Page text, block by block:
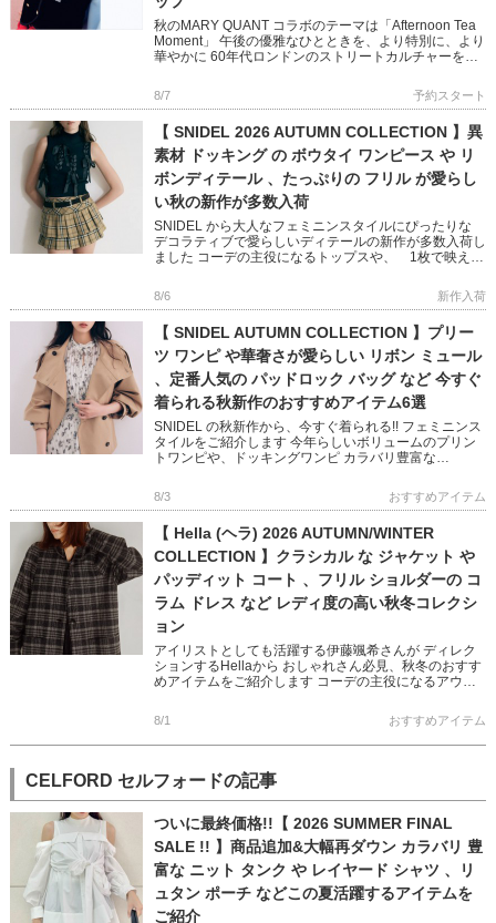
秋のMARY QUANT コラボのテーマは「Afternoon Tea
Moment」 午後の優雅なひとときを、より特別に、より
華やかに 60年代ロンドンのストリートカルチャーを象
8/7 予約スタート
【 SNIDEL 2026 AUTUMN COLLECTION 】異
素材 ドッキング の ボウタイ ワンピース や リ
ボンディテール 、たっぷりの フリル が愛らし
い秋の新作が多数入荷
SNIDEL から大人なフェミニンスタイルにぴったりな
デコラティブで愛らしいディテールの新作が多数入荷し
ました コーデの主役になるトップスや、 1枚で映える
8/6 新作入荷
【 SNIDEL AUTUMN COLLECTION 】プリー
ツ ワンピ や華奢さが愛らしい リボン ミュール
、定番人気の パッドロック バッグ など 今すぐ
着られる秋新作のおすすめアイテム6選
SNIDEL の秋新作から、今すぐ着られる!! フェミニンス
タイルをご紹介します 今年らしいボリュームのプリン
トワンピや、ドッキングワンピ カラバリ豊富な
フェミニン […]
8/3 おすすめアイテム
【 Hella (ヘラ) 2026 AUTUMN/WINTER
COLLECTION 】クラシカル な ジャケット や
パッディット コート 、フリル ショルダーの コ
ラム ドレス など レディ度の高い秋冬コレクシ
ョン
アイリストとしても活躍する伊藤颯希さんが ディレク
ションするHellaから おしゃれさん必見、秋冬のおすす
めアイテムをご紹介します コーデの主役になるアウタ
ライクと現代の […]
8/1 おすすめアイテム
CELFORD セルフォードの記事
ついに最終価格!!【 2026 SUMMER FINAL
SALE !! 】商品追加&大幅再ダウン カラバリ 豊
富な ニット タンク や レイヤード シャツ 、リ
ュタン ポーチ などこの夏活躍するアイテムを
ご紹介